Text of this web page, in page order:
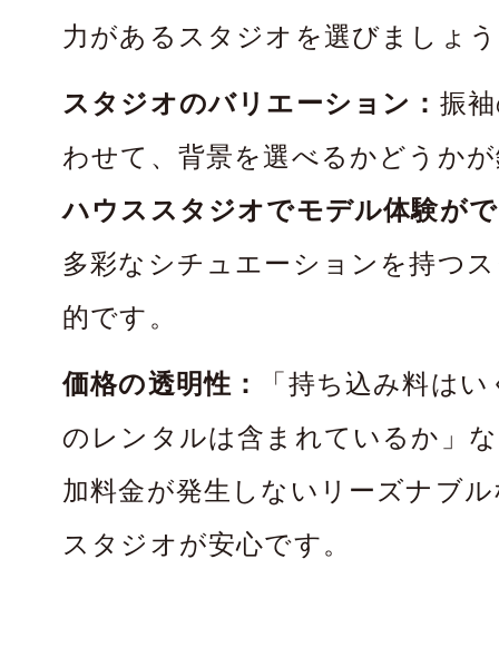
力があるスタジオを選びましょ
スタジオのバリエーション： 振
わせて、背景を選べるかどうか
ハウススタジオでモデル体験が
多彩なシチュエーションを持つ
的です。
価格の透明性：
「持ち込み料は
のレンタルは含まれているか」
加料金が発生しないリーズナブ
スタジオが安心です。